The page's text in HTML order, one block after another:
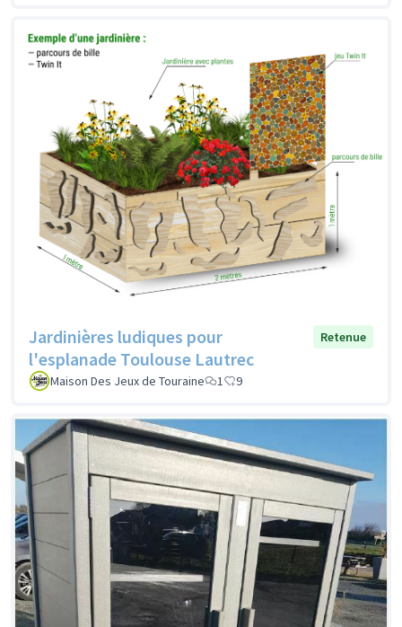
Jardinières ludiques pour
l'esplanade Toulouse Lautrec
Retenue
Maison Des Jeux de Touraine 1 9